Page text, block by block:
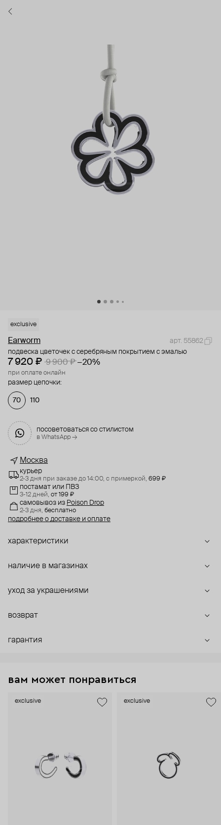
exclusive
Earworm
арт. 55862
подвеска цветочек с серебряным покрытием с эмалью
7 920 ₽ 9 900 ₽ −20%
при оплате онлайн
размер цепочки:
70 110
посоветоваться со стилистом
в WhatsApp →
Москва
курьер
2-3 дня при заказе до 14:00, с примеркой, 699 ₽
постамат или ПВЗ
3-12 дней, от 199 ₽
самовывоз из Poison Drop
2-3 дня, бесплатно
подробнее о доставке и оплате
характеристики
наличие в магазинах
уход за украшениями
возврат
гарантия
вам может понравиться
exclusive exclusive